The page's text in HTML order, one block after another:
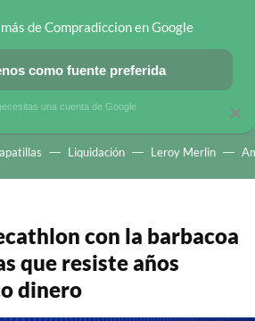
OFERTAS EN MÓVILES OFERTAS EN
Liquidación Leroy Merlin
con la barbacoa
que resiste años
dinero
×
de Compradiccion en Google
como fuente preferida
una cuenta de Google